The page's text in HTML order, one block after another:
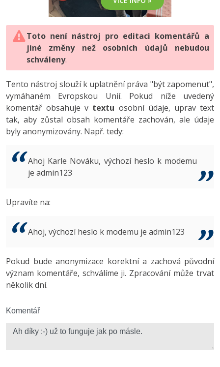
HTML5, CSS3, Bootstrap, SEO
SQL a databáze
Testování a verzování
UML a návrhové vzory
React
Spring
ASP.NET MVC
Best practices
PHP
JavaScript
Python
HTML / CSS
UML a návrhové vzory
MySQL/MariaDB
MS-SQL
Vývojář mobilních aplikací
C# Game developer
Tester
Systémový administrátor
3D grafik
Copywriter
WordPress specialista
Python
JavaScript -80%
PHP -80%
Swift -80%
Kotlin -80%
VB.NET
Algoritmy -41%
Umělá inteligence (AI) -10%
Fórum
Digitální gramotnost
Marketing
WordPress
SEO
UX
Business
Copywriting
Windows
Kybernetická bezpečnost
Photoshop
Adobe Illustrator -80%
Adobe Lightroom
Adobe XD
Adobe InDesign -25%
Adobe After Effects
Inkscape
Fórum
Toto není nástroj pro editaci komentářů a
jiné změny než osobních údajů nebudou
schváleny.
Tento nástroj slouží k uplatnění práva "být zapomenut",
vymáhaném Evropskou Unií. Pokud níže uvedený
komentář obsahuje v textu osobní údaje, uprav text
tak, aby zůstal obsah komentáře zachován, ale údaje
byly anonymizovány. Např. tedy:
Ahoj Karle Nováku, výchozí heslo k modemu
je admin123
Upravíte na:
Ahoj, výchozí heslo k modemu je admin123
Pokud bude anonymizace korektní a zachová původní
význam komentáře, schválíme ji. Zpracování může trvat
několik dní.
Komentář